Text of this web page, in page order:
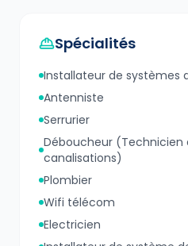
Spécialités
Installateur de systèmes
Antenniste
Serrurier
Déboucheur (Technicien
canalisations)
Plombier
Wifi télécom
Electricien